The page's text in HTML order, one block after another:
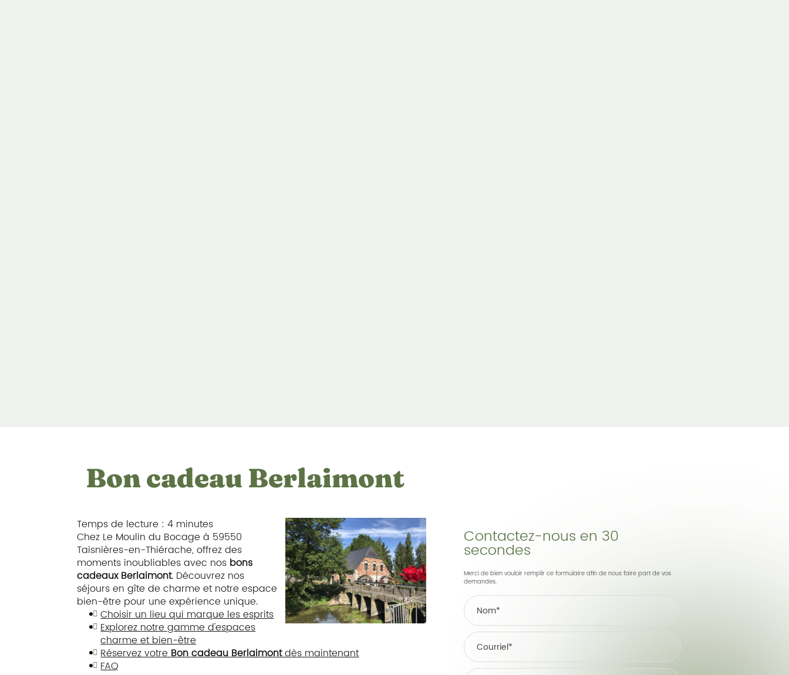
Bon cadeau Berlaimont
Temps de lecture : 4 minutes
Chez Le Moulin du Bocage à 59550
Taisnières-en-Thiérache, offrez des
moments inoubliables avec nos bons
cadeaux Berlaimont. Découvrez nos
séjours en gîte de charme et notre espace
bien-être pour une expérience unique.
Choisir un lieu qui marque les esprits
Explorez notre gamme d'espaces
charme et bien-être
Réservez votreBon cadeau Berlaimontdès maintenant
FAQ
Contactez-nous en 30
secondes
Merci de bien vouloir remplir ce formulaire afin de nous faire part de vos
demandes.